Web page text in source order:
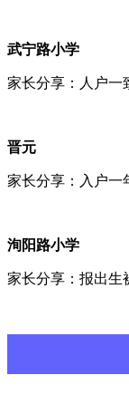
武宁路小学
家长分享：人户一
晋元
家长分享：入户一
洵阳路小学
家长分享：报出生